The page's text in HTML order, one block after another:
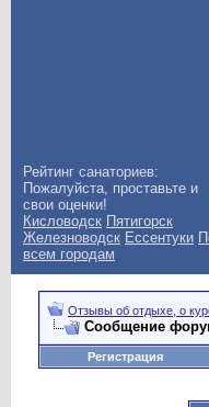
Рейтинг санаториев:
Пожалуйста, проставьте и
свои оценки!
Кисловодск Пятигорск
Железноводск Ессентуки
всем городам
Отзывы об отдыхе, о
Сообщение
Регистрация